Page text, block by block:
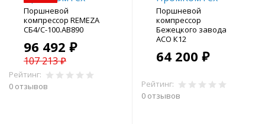
Поршневой
компрессор REMEZA
СБ4/С-100.АВ890
96 492 ₽
107 213 ₽
Рейтинг:
0 отзывов
Поршневой
компрессор
Бежецкого завода
АСО К12
64 200 ₽
Рейтинг:
0 отзывов